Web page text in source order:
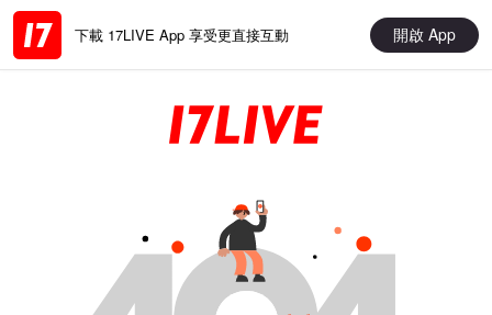
下載 17LIVE App 享受更直接互動 開啟 App